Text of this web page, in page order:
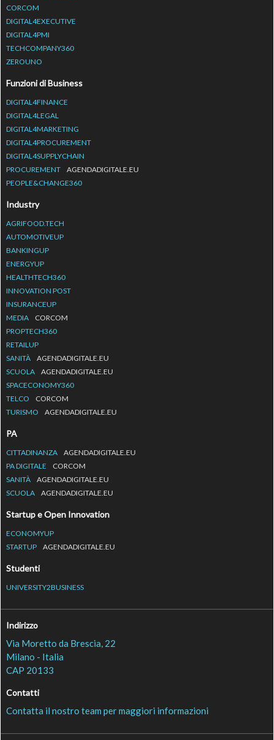
CORCOM
DIGITAL4EXECUTIVE
DIGITAL4PMI
TECHCOMPANY360
ZEROUNO
Funzioni di Business
DIGITAL4FINANCE
DIGITAL4LEGAL
DIGITAL4MARKETING
DIGITAL4PROCUREMENT
DIGITAL4SUPPLYCHAIN
PROCUREMENT
AGENDADIGITALE.EU
PEOPLE&CHANGE360
Industry
AGRIFOOD.TECH
AUTOMOTIVEUP
BANKINGUP
ENERGYUP
HEALTHTECH360
INNOVATION POST
INSURANCEUP
MEDIA
CORCOM
PROPTECH360
RETAILUP
SANITÀ
AGENDADIGITALE.EU
SCUOLA
AGENDADIGITALE.EU
SPACECONOMY360
TELCO
CORCOM
TURISMO
AGENDADIGITALE.EU
PA
CITTADINANZA
AGENDADIGITALE.EU
PA DIGITALE
CORCOM
SANITÀ
AGENDADIGITALE.EU
SCUOLA
AGENDADIGITALE.EU
Startup e Open Innovation
ECONOMYUP
STARTUP
AGENDADIGITALE.EU
Studenti
UNIVERSITY2BUSINESS
Indirizzo
Via Moretto da Brescia, 22
Milano - Italia
CAP 20133
Contatti
Contatta il nostro team per maggiori informazioni